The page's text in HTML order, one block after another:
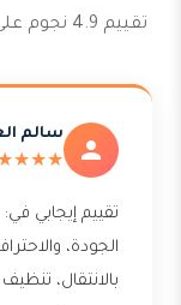
تقييم 4.9 نجوم على Google — دسمان وجميع مناطق الكويت
سالم
تقييم إيجابي في:
الجودة،
بالانتقال،